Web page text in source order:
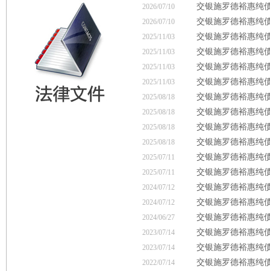
2026/07/10 交银施罗德裕惠纯
2026/07/10 交银施罗德裕惠纯
2025/11/03 交银施罗德裕惠纯
2025/11/03 交银施罗德裕惠纯
2025/11/03 交银施罗德裕惠纯
2025/11/03 交银施罗德裕惠纯
2025/08/18 交银施罗德裕惠纯
2025/08/18 交银施罗德裕惠纯
2025/08/18 交银施罗德裕惠纯
2025/08/18 交银施罗德裕惠纯
2025/07/11 交银施罗德裕惠纯
2025/07/11 交银施罗德裕惠纯
2024/07/12 交银施罗德裕惠纯
2024/07/12 交银施罗德裕惠纯
2024/06/27 交银施罗德裕惠纯
2023/07/14 交银施罗德裕惠纯
2023/07/14 交银施罗德裕惠纯
2022/07/14 交银施罗德裕惠纯